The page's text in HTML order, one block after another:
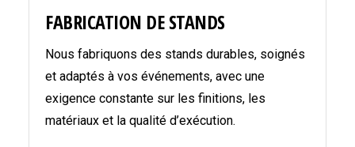
FABRICATION DE STANDS
Nous fabriquons des stands durables, soignés
et adaptés à vos événements, avec une
exigence constante sur les finitions, les
matériaux et la qualité d’exécution.